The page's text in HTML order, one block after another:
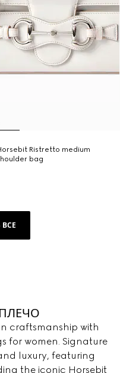
Ristretto medium
bag
ВСЕ
craftsmanship with
for women. Signature
luxury, featuring
the iconic Horsebit